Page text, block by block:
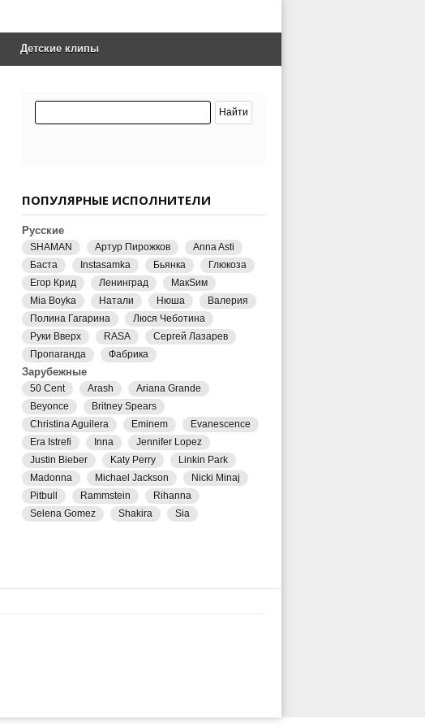
Детские клипы
ПОПУЛЯРНЫЕ ИСПОЛНИТЕЛИ
Русские
SHAMAN Артур Пирожков
Anna Asti
Баста
Instasamka Бьянка
Глюкоза
Егор Крид
Ленинград
МакSим
Mia Boyka
Натали Нюша
Валерия
Полина Гагарина
Люся Чеботина
Руки Вверх
RASA
Сергей Лазарев
Пропаганда
Фабрика
Зарубежные
50 Cent Arash
Ariana Grande
Beyonce
Britney Spears
Christina Aguilera
Eminem
Evanescence
Era Istrefi
Inna
Jennifer Lopez
Justin Bieber
Katy Perry
Linkin Park
Madonna
Michael Jackson
Nicki Minaj
Pitbull
Rammstein
Rihanna
Selena Gomez
Shakira Sia